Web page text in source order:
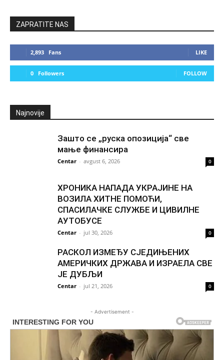
ZAPRATITE NAS
2,893 Fans LIKE
0 Followers FOLLOW
Najnovije
Зашто се „руска опозиција“ све
мање финансира
Centar - avgust 6, 2026 0
ХРОНИКА НАПАДА УКРАЈИНЕ НА
ВОЗИЛА ХИТНЕ ПОМОЋИ,
СПАСИЛАЧКЕ СЛУЖБЕ И ЦИВИЛНЕ
АУТОБУСЕ
Centar - jul 30, 2026 0
РАСКОЛ ИЗМЕЂУ СЈЕДИЊЕНИХ
АМЕРИЧКИХ ДРЖАВА И ИЗРАЕЛА СВЕ
ЈЕ ДУБЉИ
Centar - jul 21, 2026 0
- Advertisement -